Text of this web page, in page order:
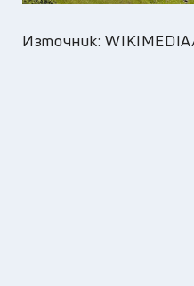
Източник: